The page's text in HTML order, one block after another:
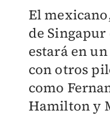
El
de
estará en
con otros
como
Hamilton y